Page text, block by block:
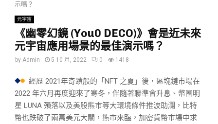
示嗎？
元宇宙
《幽零幻鏡 (You0 DECO)》會是近未來
元宇宙應用場景的最佳演示嗎？
by Admin 5 10 月, 2022 0 1418
經歷 2021年奇蹟般的「NFT 之夏」後，區塊鏈市場在
2022 年六月再度迎來了寒冬，伴隨著聯準會升息、幣圈明
星 LUNA 殞落以及美股熊市等大環境條件推波助瀾，比特
幣也跌破了兩萬美元大關，熊市來臨，加密貨幣市場中求